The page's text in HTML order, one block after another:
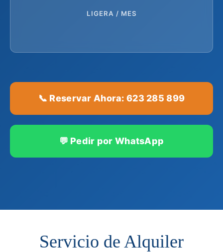
LIGERA / MES
📞 Reservar Ahora: 623 285 899
💬 Pedir por WhatsApp
Servicio de Alquiler